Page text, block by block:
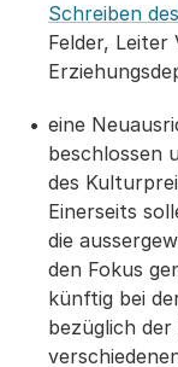
Schreiben
Felder, Leiter
eine
beschlossen
des
Einerseits
die
den Fokus
künftig bei
bezüglich